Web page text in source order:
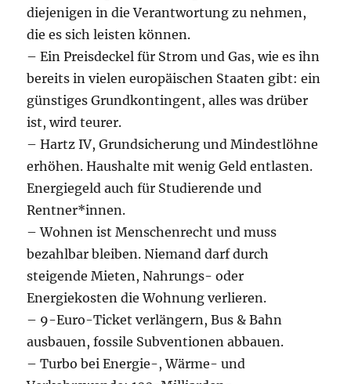
diejenigen in die Verantwortung zu nehmen,
die es sich leisten können.
– Ein Preisdeckel für Strom und Gas, wie es ihn
bereits in vielen europäischen Staaten gibt: ein
günstiges Grundkontingent, alles was drüber
ist, wird teurer.
– Hartz IV, Grundsicherung und Mindestlöhne
erhöhen. Haushalte mit wenig Geld entlasten.
Energiegeld auch für Studierende und
Rentner*innen.
– Wohnen ist Menschenrecht und muss
bezahlbar bleiben. Niemand darf durch
steigende Mieten, Nahrungs- oder
Energiekosten die Wohnung verlieren.
– 9-Euro-Ticket verlängern, Bus & Bahn
ausbauen, fossile Subventionen abbauen.
– Turbo bei Energie-, Wärme- und